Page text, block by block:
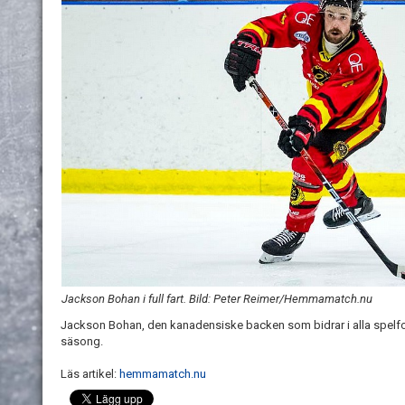
Jackson Bohan i full fart. Bild: Peter Reimer/Hemmamatch.nu
Jackson Bohan, den kanadensiske backen som bidrar i alla
säsong.
Läs artikel: hemmamatch.nu